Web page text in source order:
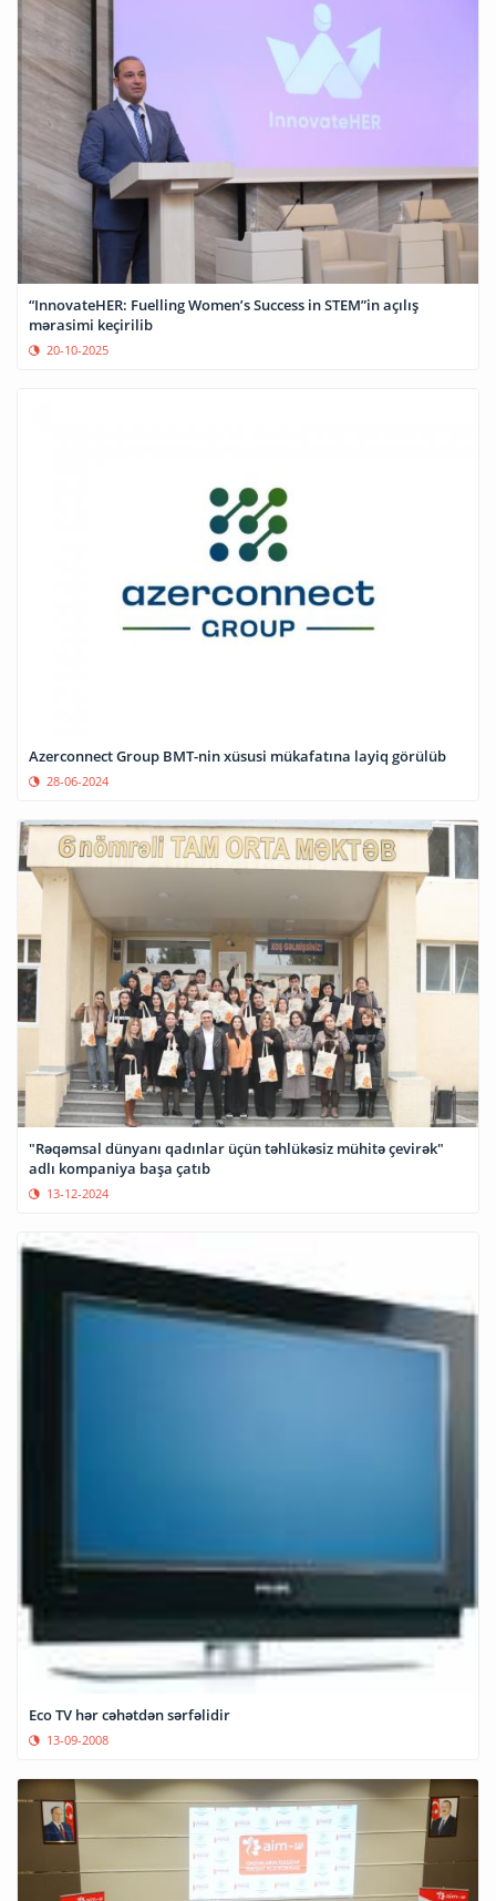
“InnovateHER: Fuelling Women’s Success in STEM”in açılış
mərasimi keçirilib
20-10-2025
Azerconnect Group BMT-nin xüsusi mükafatına layiq görülüb
28-06-2024
"Rəqəmsal dünyanı qadınlar üçün təhlükəsiz mühitə çevirək"
adlı kompaniya başa çatıb
13-12-2024
Eco TV hər cəhətdən sərfəlidir
13-09-2008